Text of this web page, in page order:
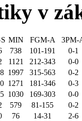
v
MIN FGM-A
3PM-
738 101-191
0-1
1121 212-343
0-0
1997 315-563
0-2
1271 181-346
0-3
1030 169-303
0-0
579 81-155
0-2
76 14-31
2-6